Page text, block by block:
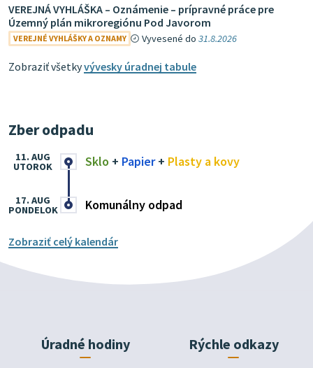
VEREJNÁ VYHLÁŠKA – Oznámenie – prípravné práce pre
Územný plán mikroregiónu Pod Javorom
VEREJNÉ VYHLÁŠKY A OZNAMY Vyvesené do31.8.2026
Zobraziť všetkyvývesky úradnej tabule
Zber odpadu
Sklo + Papier+ Plasty a kovy
11. AUG
UTOROK
Komunálny odpad
17. AUG
PONDELOK
Zobraziť celý kalendár
Úradné hodiny Rýchle odkazy